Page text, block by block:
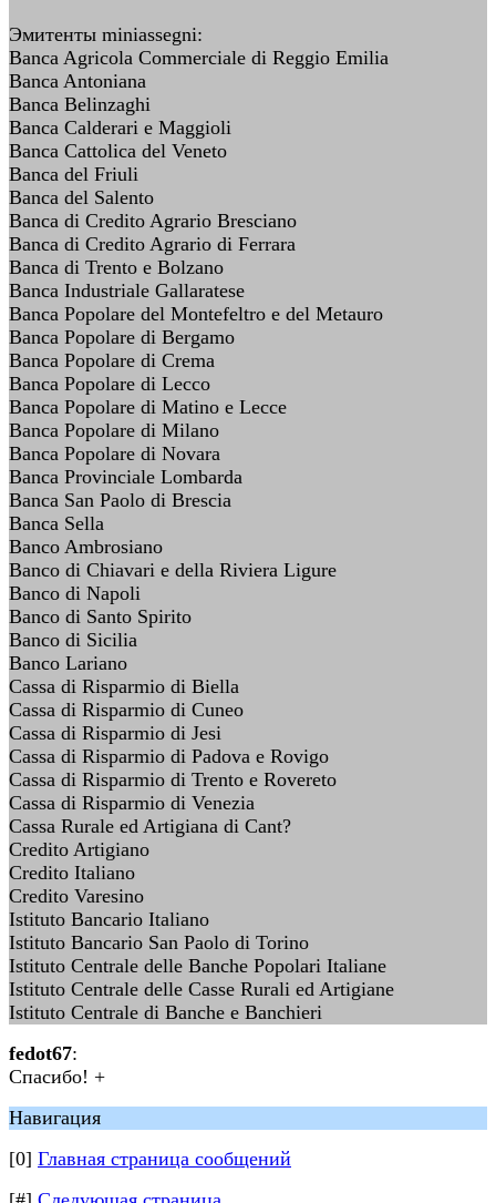
Эмитенты miniassegni:
Banca Agricola Commerciale di Reggio Emilia
Banca Antoniana
Banca Belinzaghi
Banca Calderari e Maggioli
Banca Cattolica del Veneto
Banca del Friuli
Banca del Salento
Banca di Credito Agrario Bresciano
Banca di Credito Agrario di Ferrara
Banca di Trento e Bolzano
Banca Industriale Gallaratese
Banca Popolare del Montefeltro e del Metauro
Banca Popolare di Bergamo
Banca Popolare di Crema
Banca Popolare di Lecco
Banca Popolare di Matino e Lecce
Banca Popolare di Milano
Banca Popolare di Novara
Banca Provinciale Lombarda
Banca San Paolo di Brescia
Banca Sella
Banco Ambrosiano
Banco di Chiavari e della Riviera Ligure
Banco di Napoli
Banco di Santo Spirito
Banco di Sicilia
Banco Lariano
Cassa di Risparmio di Biella
Cassa di Risparmio di Cuneo
Cassa di Risparmio di Jesi
Cassa di Risparmio di Padova e Rovigo
Cassa di Risparmio di Trento e Rovereto
Cassa di Risparmio di Venezia
Cassa Rurale ed Artigiana di Cant?
Credito Artigiano
Credito Italiano
Credito Varesino
Istituto Bancario Italiano
Istituto Bancario San Paolo di Torino
Istituto Centrale delle Banche Popolari Italiane
Istituto Centrale delle Casse Rurali ed Artigiane
Istituto Centrale di Banche e Banchieri
fedot67:
Спасибо! +
Навигация
[0] Главная страница сообщений